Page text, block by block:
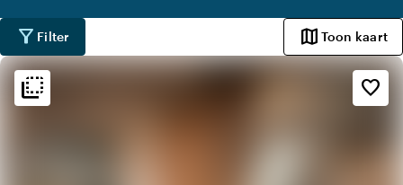
natuur, lichte studio’s en ruimtes met een serene sfeer,
waardoor ontspanning en verdieping vanzelf ontstaan.
Een setting die uitnodigt om te vertragen, op te laden en
weer in balans te komen.
filter_alt Filter map Toon kaart
flip_to_back favorite_border
flip_to_back Sfeer en esthetiek
landscape
Landelijk